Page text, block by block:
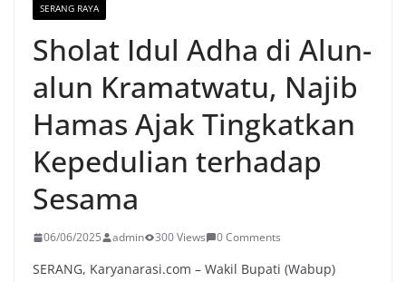
SERANG RAYA
Sholat Idul Adha di Alun-
alun Kramatwatu, Najib
Hamas Ajak Tingkatkan
Kepedulian terhadap
Sesama
06/06/2025 admin 300 Views 0 Comments
SERANG, Karyanarasi.com – Wakil Bupati (Wabup)